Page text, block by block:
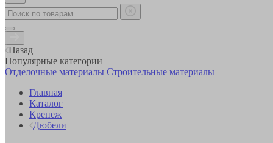
Назад
Популярные категории
Отделочные материалы Строительные материалы
Главная
Каталог
Крепеж
Дюбели